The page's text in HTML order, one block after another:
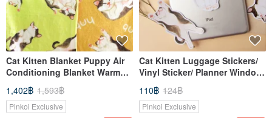
Cat Kitten Blanket Puppy Air
Conditioning Blanket Warm
Blanket Quilt Blanket Warm
Blanket Pet Cover
1,402฿ 1,593฿
Pinkoi Exclusive
Cat Kitten Luggage Stickers/
Vinyl Sticker/ Planner Window
Laptop Cell Phones Bo
110฿ 124฿
Pinkoi Exclusive